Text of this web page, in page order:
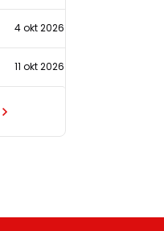
4 okt 2026
11 okt 2026